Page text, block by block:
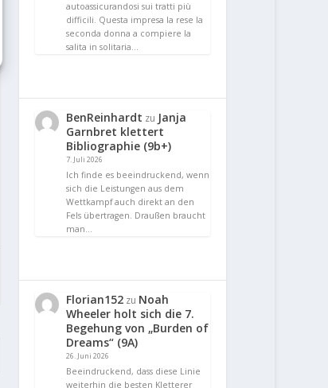
autoassicurandosi sui tratti più
difficili. Questa impresa la rese la
seconda donna a compiere la
salita in solitaria…
BenReinhardt zu Janja
Garnbret klettert
Bibliographie (9b+)
7. Juli 2026
Ich finde es beeindruckend, wenn
sich die Leistungen aus dem
Wettkampf auch direkt an den
Fels übertragen. Draußen braucht
man…
Florian152 zu Noah
Wheeler holt sich die 7.
Begehung von „Burden of
Dreams“ (9A)
26. Juni 2026
Beeindruckend, dass diese Linie
weiterhin die besten Kletterer